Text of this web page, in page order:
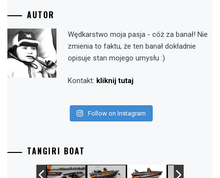
AUTOR
Wędkarstwo moja pasja - cóż za banał! Nie
zmienia to faktu, że ten banał dokładnie
opisuje stan mojego umysłu :)
Kontakt: kliknij tutaj
Follow on Instagram
TANGIRI BOAT